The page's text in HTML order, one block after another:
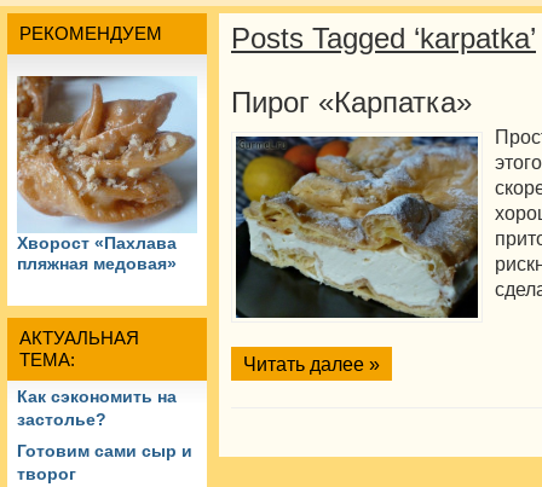
РЕКОМЕНДУЕМ
Хворост «Пахлава
пляжная медовая»
АКТУАЛЬНАЯ
ТЕМА:
Как сэкономить на
застолье?
Готовим сами сыр и
творог
Posts Tagged ‘karpatka’
Пирог «Карпатка»
Читать далее »